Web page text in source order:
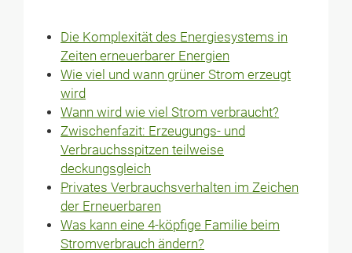
Die Komplexität des Energiesystems in
Zeiten erneuerbarer Energien
Wie viel und wann grüner Strom erzeugt
wird
Wann wird wie viel Strom verbraucht?
Zwischenfazit: Erzeugungs- und
Verbrauchsspitzen teilweise
deckungsgleich
Privates Verbrauchsverhalten im Zeichen
der Erneuerbaren
Was kann eine 4-köpfige Familie beim
Stromverbrauch ändern?